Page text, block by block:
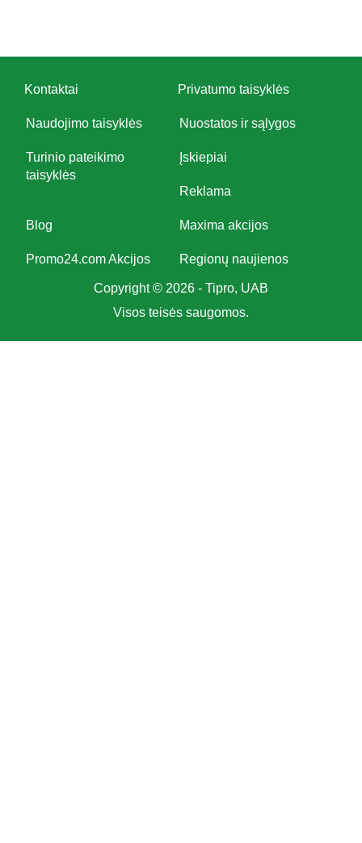
Kontaktai Privatumo taisyklės
Naudojimo taisyklės Nuostatos ir sąlygos
Turinio pateikimo
taisyklės
Įskiepiai
Reklama
Blog Maxima akcijos
Promo24.com Akcijos Regionų naujienos
Copyright © 2026 - Tipro, UAB
Visos teisės saugomos.